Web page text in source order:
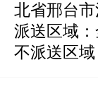
北省邢台
派送区域
不派送区